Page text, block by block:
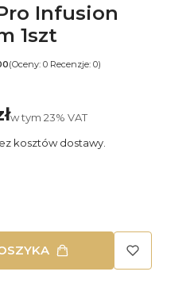
Infusion
1szt
(Oceny: 0 Recenzje: 0)
w tym 23% VAT
w tym 23% VAT
kosztów dostawy.